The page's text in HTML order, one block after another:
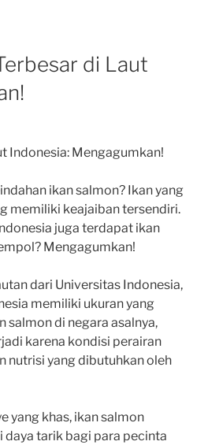
di Laut
Indonesia: Mengagumkan!
ikan salmon? Ikan yang
memiliki keajaiban tersendiri.
juga terdapat ikan
Mengagumkan!
dari Universitas Indonesia,
memiliki ukuran yang
salmon di negara asalnya,
karena kondisi perairan
nutrisi yang dibutuhkan oleh
yang khas, ikan salmon
tarik bagi para pecinta